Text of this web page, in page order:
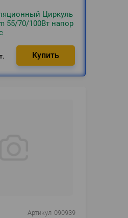
Циркуль
55/70/100Вт напор
Артикул 090939